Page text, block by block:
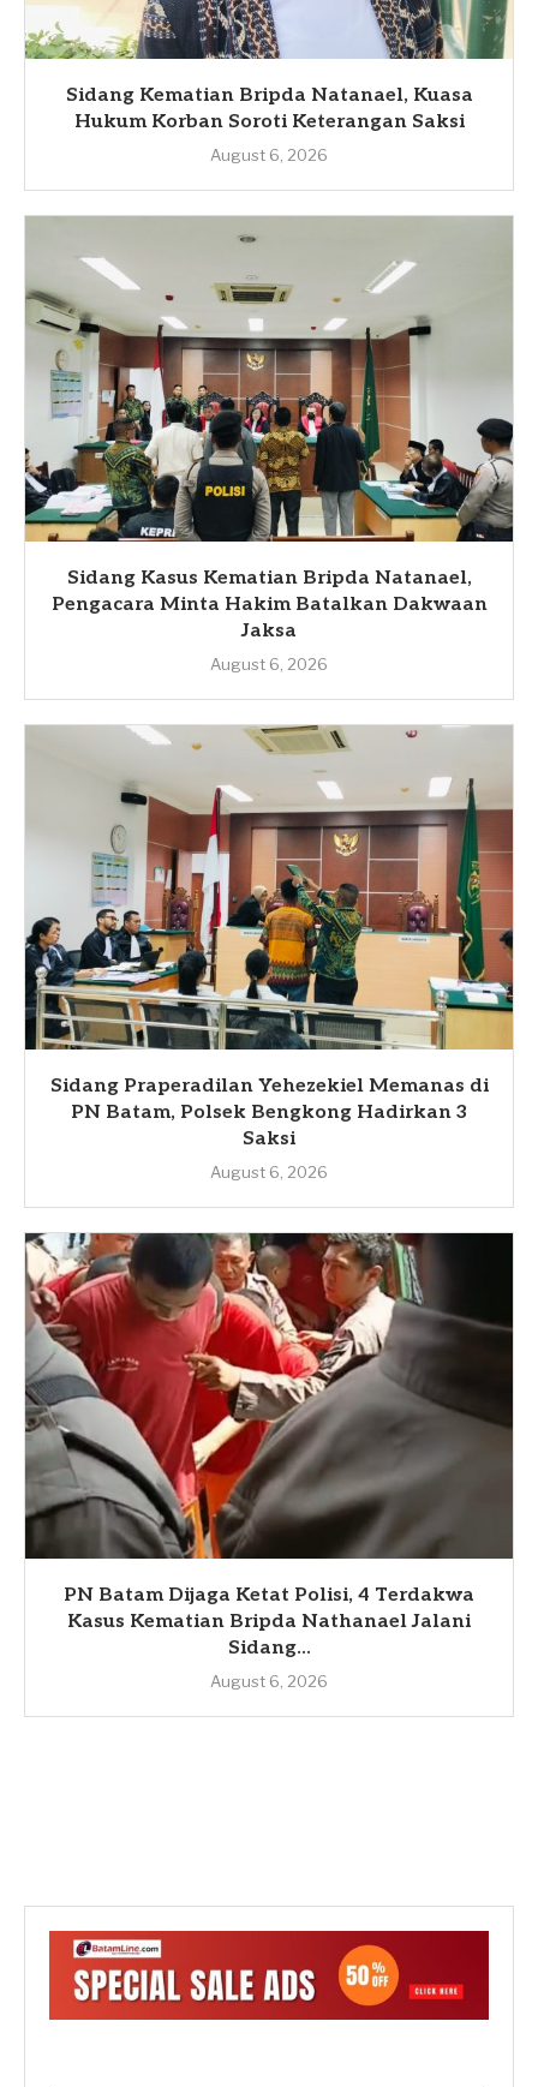
Sidang Kematian Bripda Natanael, Kuasa
Hukum Korban Soroti Keterangan Saksi
August 6, 2026
Sidang Kasus Kematian Bripda Natanael,
Pengacara Minta Hakim Batalkan Dakwaan
Jaksa
August 6, 2026
Sidang Praperadilan Yehezekiel Memanas di
PN Batam, Polsek Bengkong Hadirkan 3
Saksi
August 6, 2026
PN Batam Dijaga Ketat Polisi, 4 Terdakwa
Kasus Kematian Bripda Nathanael Jalani
Sidang...
August 6, 2026